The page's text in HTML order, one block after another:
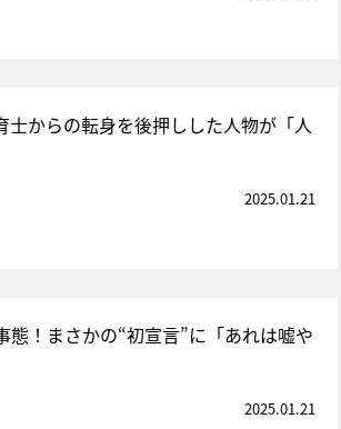
からの転身を後押しした人物が「人
2025.01.21
！まさかの“初宣言”に「あれは嘘や
2025.01.21